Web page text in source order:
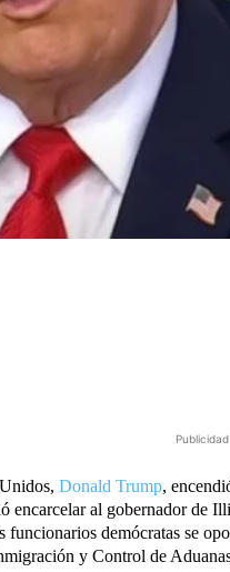
Publicidad
Donald Trump,
encarcelar al gobernador de
demócratas se
y Control de